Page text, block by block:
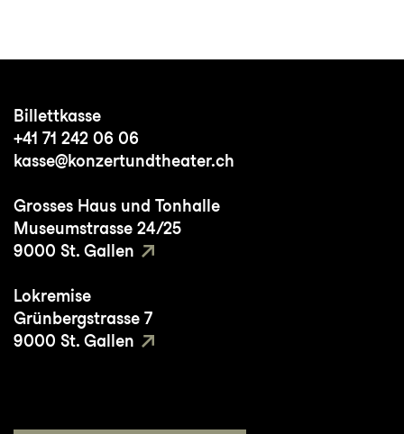
Billettkasse
+41 71 242 06 06
kasse@konzertundtheater.ch
Grosses Haus und Tonhalle
Museumstrasse 24/25
9000 St. Gallen
Lokremise
Grünbergstrasse 7
9000 St. Gallen